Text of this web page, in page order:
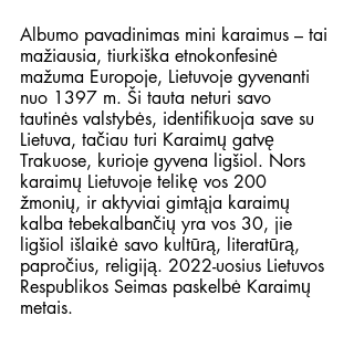
Albumo pavadinimas mini karaimus – tai
mažiausia, tiurkiška etnokonfesinė
mažuma Europoje, Lietuvoje gyvenanti
nuo 1397 m. Ši tauta neturi savo
tautinės valstybės, identifikuoja save su
Lietuva, tačiau turi Karaimų gatvę
Trakuose, kurioje gyvena ligšiol. Nors
karaimų Lietuvoje telikę vos 200
žmonių, ir aktyviai gimtąja karaimų
kalba tebekalbančių yra vos 30, jie
ligšiol išlaikė savo kultūrą, literatūrą,
papročius, religiją. 2022-uosius Lietuvos
Respublikos Seimas paskelbė Karaimų
metais.